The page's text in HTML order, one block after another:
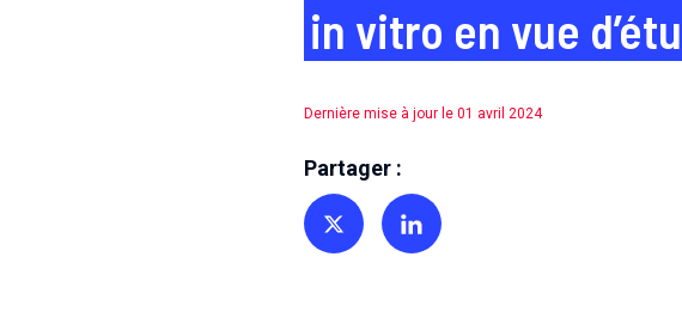
in vitro en vue
Dernière mise à jour le 01 avril 2024
Partager :
Partager sur TwitterPartager sur Linkedin